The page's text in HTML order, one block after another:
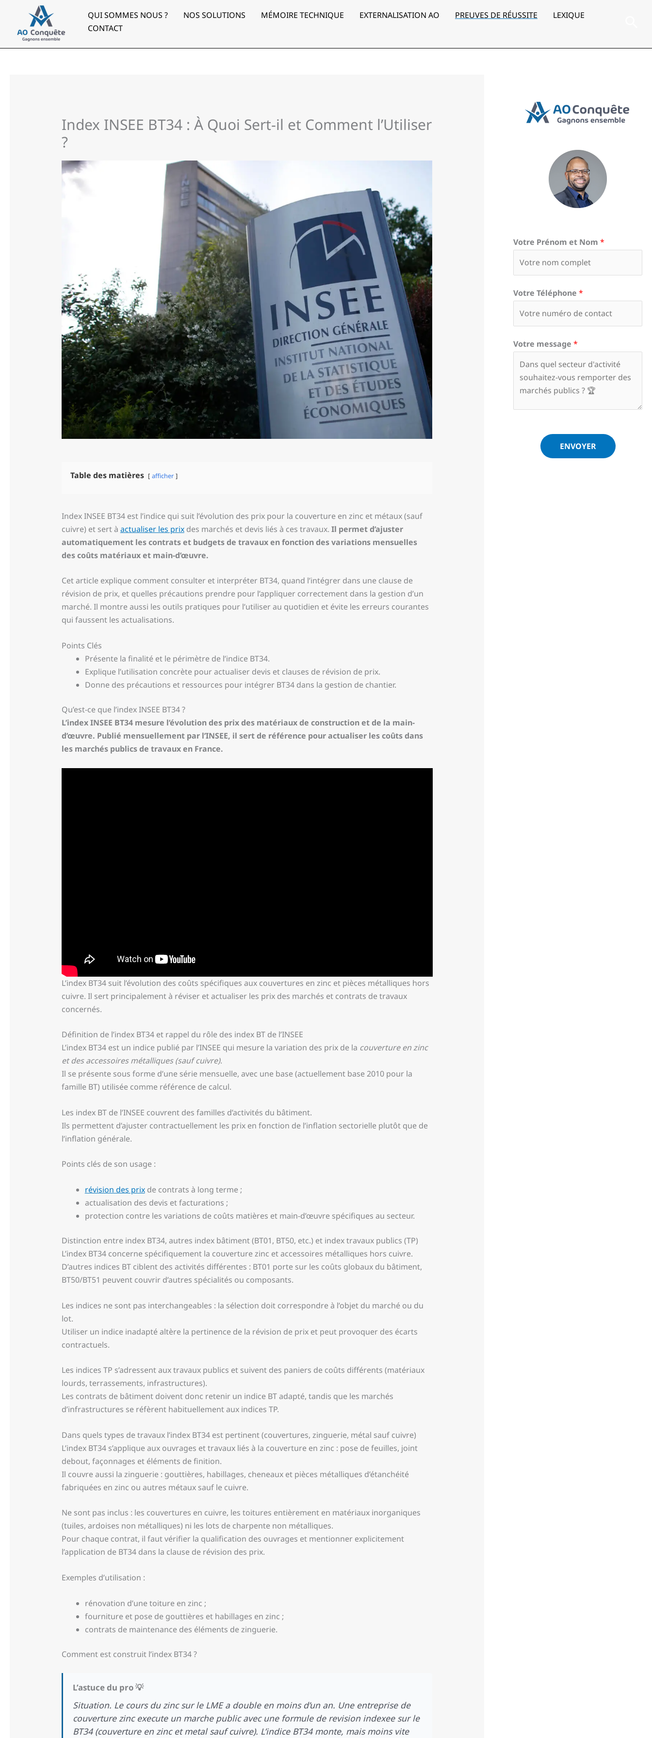
contenu
QUI SOMMES NOUS ? NOS SOLUTIONS MÉMOIRE TECHNIQUE EXTERNALISATION AO PREUVES DE RÉUSSITE
LEXIQUE
CONTACT
Index INSEE BT34 : À Quoi Sert‑il et Comment l’Utiliser
?
Table des matières afficher
Index INSEE BT34 est l’indice qui suit l’évolution des prix pour la couverture en zinc et métaux (sauf
cuivre) et sert à actualiser les prixdes marchés et devis liés à ces travaux. Il permet d’ajuster
automatiquement les contrats et budgets de travaux en fonction des variations mensuelles
des coûts matériaux et main-d’œuvre.
Cet article explique comment consulter et interpréter BT34, quand l’intégrer dans une clause de
révision de prix, et quelles précautions prendre pour l’appliquer correctement dans la gestion d’un
marché. Il montre aussi les outils pratiques pour l’utiliser au quotidien et évite les erreurs courantes
qui faussent les actualisations.
Points Clés
Présente la finalité et le périmètre de l’indice BT34.
Explique l’utilisation concrète pour actualiser devis et clauses de révision de prix.
Donne des précautions et ressources pour intégrer BT34 dans la gestion de chantier.
Qu’est-ce que l’index INSEE BT34 ?
L’index INSEE BT34 mesure l’évolution des prix des matériaux de construction et de la main-
d’œuvre. Publié mensuellement par l’INSEE, il sert de référence pour actualiser les coûts dans
les marchés publics de travaux en France.
L’index BT34 suit l’évolution des coûts spécifiques aux couvertures en zinc et pièces métalliques hors
cuivre. Il sert principalement à réviser et actualiser les prix des marchés et contrats de travaux
concernés.
Définition de l’index BT34 et rappel du rôle des index BT de l’INSEE
L’index BT34 est un indice publié par l’INSEE qui mesure la variation des prix de la couverture en zinc
et des accessoires métalliques (sauf cuivre).
Il se présente sous forme d’une série mensuelle, avec une base (actuellement base 2010 pour la
famille BT) utilisée comme référence de calcul.
Les index BT de l’INSEE couvrent des familles d’activités du bâtiment.
Ils permettent d’ajuster contractuellement les prix en fonction de l’inflation sectorielle plutôt que de
l’inflation générale.
Points clés de son usage :
révision des prixde contrats à long terme ;
actualisation des devis et facturations ;
protection contre les variations de coûts matières et main-d’œuvre spécifiques au secteur.
Distinction entre index BT34, autres index bâtiment (BT01, BT50, etc.) et index travaux publics (TP)
L’index BT34 concerne spécifiquement la couverture zinc et accessoires métalliques hors cuivre.
D’autres indices BT ciblent des activités différentes : BT01 porte sur les coûts globaux du bâtiment,
BT50/BT51 peuvent couvrir d’autres spécialités ou composants.
Les indices ne sont pas interchangeables : la sélection doit correspondre à l’objet du marché ou du
lot.
Utiliser un indice inadapté altère la pertinence de la révision de prix et peut provoquer des écarts
contractuels.
Les indices TP s’adressent aux travaux publics et suivent des paniers de coûts différents (matériaux
lourds, terrassements, infrastructures).
Les contrats de bâtiment doivent donc retenir un indice BT adapté, tandis que les marchés
d’infrastructures se réfèrent habituellement aux indices TP.
Dans quels types de travaux l’index BT34 est pertinent (couvertures, zinguerie, métal sauf cuivre)
L’index BT34 s’applique aux ouvrages et travaux liés à la couverture en zinc : pose de feuilles, joint
debout, façonnages et éléments de finition.
Il couvre aussi la zinguerie : gouttières, habillages, cheneaux et pièces métalliques d’étanchéité
fabriquées en zinc ou autres métaux sauf le cuivre.
Ne sont pas inclus : les couvertures en cuivre, les toitures entièrement en matériaux inorganiques
(tuiles, ardoises non métalliques) ni les lots de charpente non métalliques.
Pour chaque contrat, il faut vérifier la qualification des ouvrages et mentionner explicitement
l’application de BT34 dans la clause de révision des prix.
Exemples d’utilisation :
rénovation d’une toiture en zinc ;
fourniture et pose de gouttières et habillages en zinc ;
contrats de maintenance des éléments de zinguerie.
Comment est construit l’index BT34 ?
L’astuce du pro 💡
Situation. Le cours du zinc sur le LME a double en moins d’un an. Une entreprise de
couverture zinc execute un marche public avec une formule de revision indexee sur le
BT34 (couverture en zinc et metal sauf cuivre). L’indice BT34 monte, mais moins vite
Votre Prénom et Nom *
Votre Téléphone *
Votre message *
ENVOYER